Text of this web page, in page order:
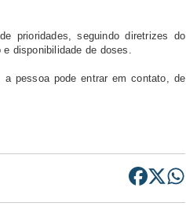
prioridades, seguindo diretrizes do
disponibilidade de doses.
pessoa pode entrar em contato, de